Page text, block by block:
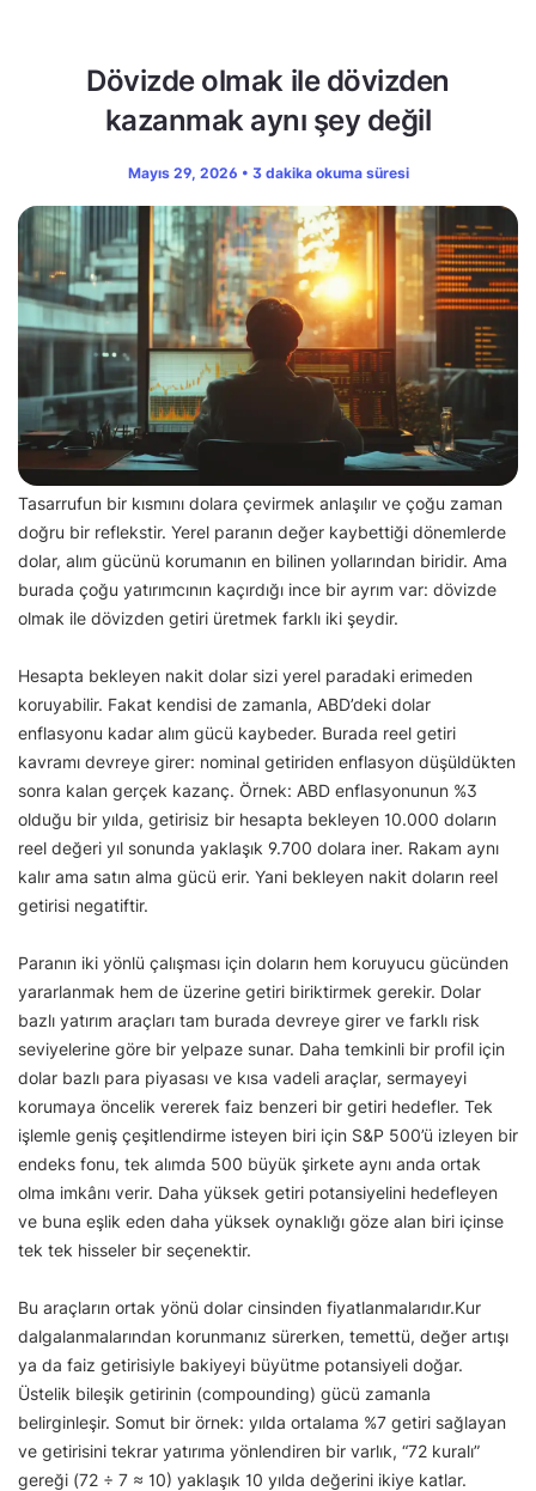
Dövizde olmak ile dövizden
kazanmak aynı şey değil
Mayıs 29, 2026 • 3 dakika okuma süresi
Tasarrufun bir kısmını dolara çevirmek anlaşılır ve çoğu zaman
doğru bir reflekstir. Yerel paranın değer kaybettiği dönemlerde
dolar, alım gücünü korumanın en bilinen yollarından biridir. Ama
burada çoğu yatırımcının kaçırdığı ince bir ayrım var: dövizde
olmak ile dövizden getiri üretmek farklı iki şeydir.
Hesapta bekleyen nakit dolar sizi yerel paradaki erimeden
koruyabilir. Fakat kendisi de zamanla, ABD’deki dolar
enflasyonu kadar alım gücü kaybeder. Burada reel getiri
kavramı devreye girer: nominal getiriden enflasyon düşüldükten
sonra kalan gerçek kazanç. Örnek: ABD enflasyonunun %3
olduğu bir yılda, getirisiz bir hesapta bekleyen 10.000 doların
reel değeri yıl sonunda yaklaşık 9.700 dolara iner. Rakam aynı
kalır ama satın alma gücü erir. Yani bekleyen nakit doların reel
getirisi negatiftir.
Paranın iki yönlü çalışması için doların hem koruyucu gücünden
yararlanmak hem de üzerine getiri biriktirmek gerekir. Dolar
bazlı yatırım araçları tam burada devreye girer ve farklı risk
seviyelerine göre bir yelpaze sunar. Daha temkinli bir profil için
dolar bazlı para piyasası ve kısa vadeli araçlar, sermayeyi
korumaya öncelik vererek faiz benzeri bir getiri hedefler. Tek
işlemle geniş çeşitlendirme isteyen biri için S&P 500’ü izleyen bir
endeks fonu, tek alımda 500 büyük şirkete aynı anda ortak
olma imkânı verir. Daha yüksek getiri potansiyelini hedefleyen
ve buna eşlik eden daha yüksek oynaklığı göze alan biri içinse
tek tek hisseler bir seçenektir.
Bu araçların ortak yönü dolar cinsinden fiyatlanmalarıdır.Kur
dalgalanmalarından korunmanız sürerken, temettü, değer artışı
ya da faiz getirisiyle bakiyeyi büyütme potansiyeli doğar.
Üstelik bileşik getirinin (compounding) gücü zamanla
belirginleşir. Somut bir örnek: yılda ortalama %7 getiri sağlayan
ve getirisini tekrar yatırıma yönlendiren bir varlık, “72 kuralı”
gereği (72 ÷ 7 ≈ 10) yaklaşık 10 yılda değerini ikiye katlar.